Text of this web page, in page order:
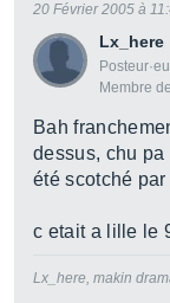
Lx_here
Membre
20 Février 2005 à
Bah
dessus, chu
été scotché
c etait a lille le
Lx_here, makin